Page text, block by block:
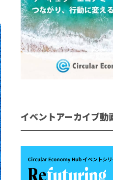
イベントアーカイブ動